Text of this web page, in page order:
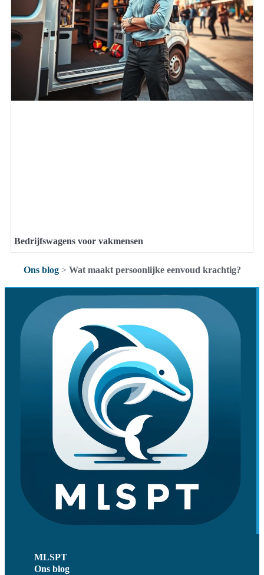
Bedrijfswagens voor vakmensen
Ons blog> Wat maakt persoonlijke eenvoud krachtig?
MLSPT
Ons blog